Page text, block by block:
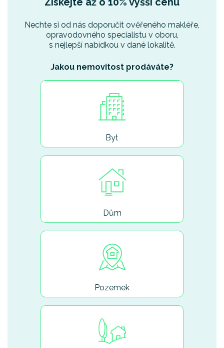
Nechte si od nás doporučit ověřeného makléře,
opravodovného specialistu v oboru,
s nejlepší nabídkou v dané lokalitě.
Jakou nemovitost prodáváte?
Byt
Dům
Pozemek